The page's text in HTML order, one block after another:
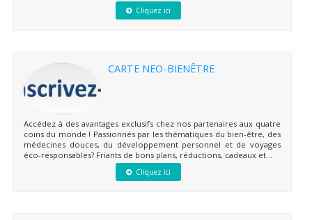
Cliquez ici
CARTE NEO-BIENÊTRE
Accédez à des avantages exclusifs chez nos partenaires aux quatre
coins du monde ! Passionnés par les thématiques du bien-être, des
médecines douces, du développement personnel et de voyages
éco-responsables? Friants de bons plans, réductions, cadeaux et...
Cliquez ici